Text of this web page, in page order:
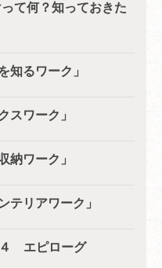
て何？知っておきた
知るワーク」
スワーク」
納ワーク」
テリアワーク」
４ エピローグ